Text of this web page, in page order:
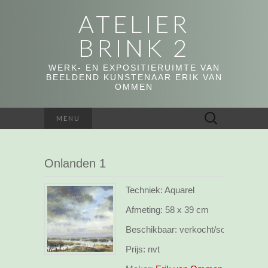
ATELIER
BRINK 2
WERK- EN EXPOSITIERUIMTE VAN
BEELDEND KUNSTENAAR ERIK VAN
OMMEN
MENU
Zoeken
naar:
Onlanden 1
Techniek: Aquarel
Afmeting: 58 x 39 cm
Beschikbaar: verkocht/sold
Prijs: nvt